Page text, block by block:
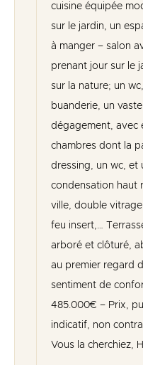
cuisine équipée
sur le jardin, un
à manger – salon
prenant jour sur le
sur la nature; un
buanderie, un
dégagement, avec
chambres dont la
dressing, un wc, et
condensation haut
ville, double vitrage
feu insert,…
arboré et clôturé,
au premier regard
sentiment de
485.000€ – Prix,
indicatif, non
Vous la cherchiez,